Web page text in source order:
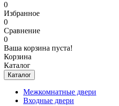
0
Избранное
0
Сравнение
0
Ваша корзина пуста!
Корзина
Каталог
Каталог
Межкомнатные двери
Входные двери